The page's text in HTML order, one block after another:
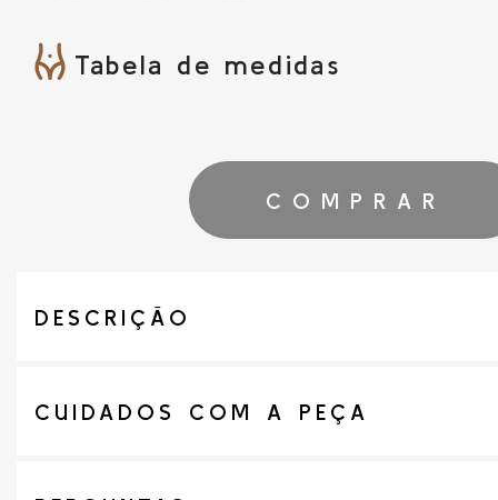
Tabela de medidas
COMPRAR
DESCRIÇÃO
CUIDADOS COM A PEÇA